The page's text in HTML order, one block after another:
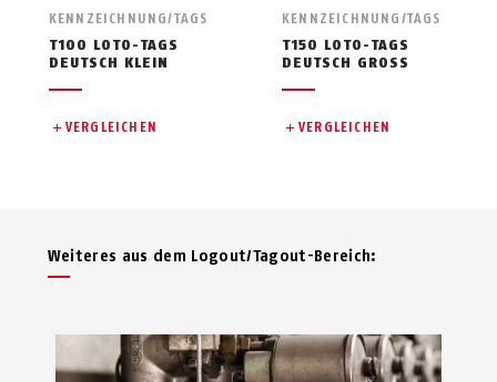
KENNZEICHNUNG/TAGS
T100 LOTO-TAGS
DEUTSCH KLEIN
VERGLEICHEN
KENNZEICHNUNG/TAGS
T150 LOTO-TAGS
DEUTSCH GROSS
VERGLEICHEN
Weiteres aus dem Logout/Tagout-Bereich: